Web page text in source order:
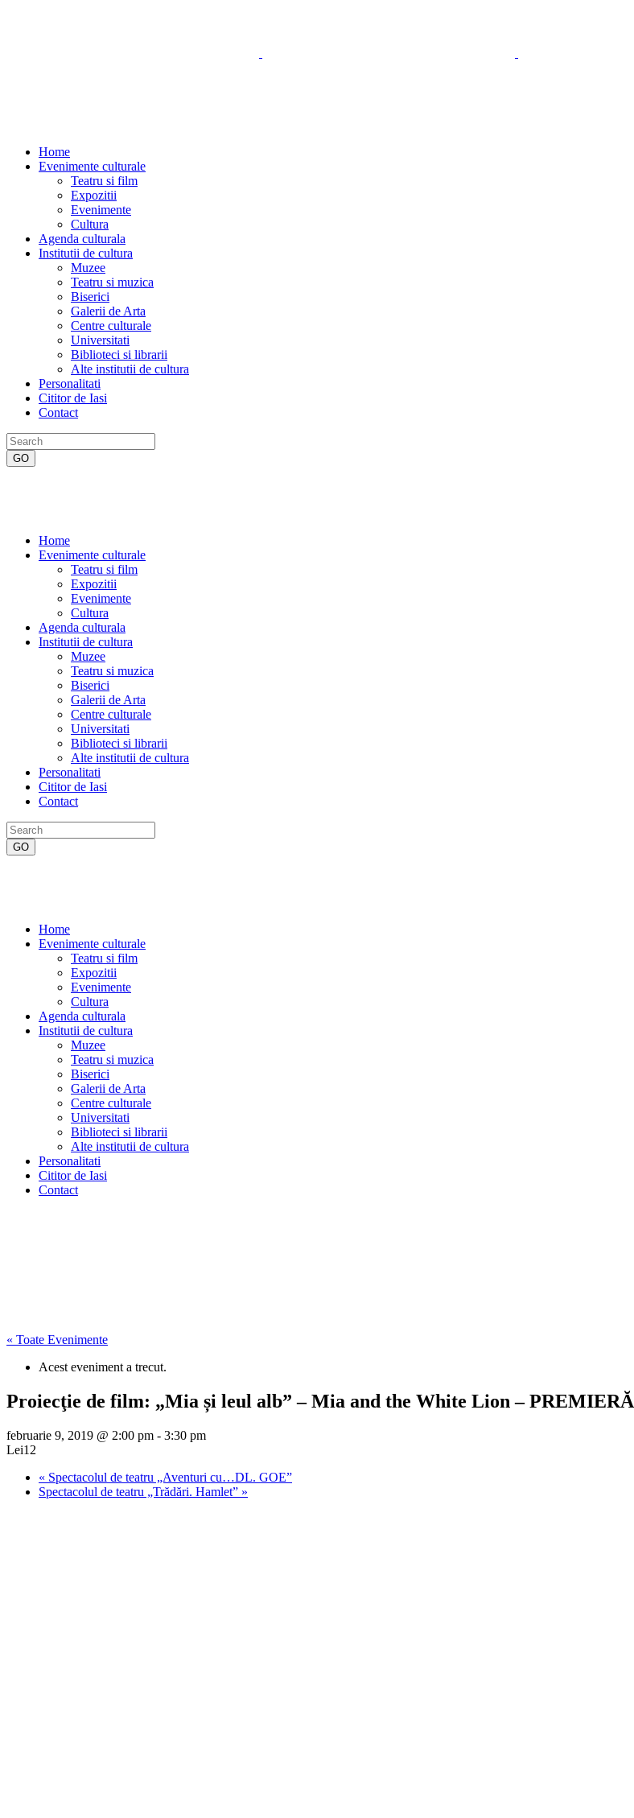
Home
Evenimente culturale
Teatru si film
Expozitii
Evenimente
Cultura
Agenda culturala
Institutii de cultura
Muzee
Teatru si muzica
Biserici
Galerii de Arta
Centre culturale
Universitati
Biblioteci si librarii
Alte institutii de cultura
Personalitati
Cititor de Iasi
Contact
Home
Evenimente culturale
Teatru si film
Expozitii
Evenimente
Cultura
Agenda culturala
Institutii de cultura
Muzee
Teatru si muzica
Biserici
Galerii de Arta
Centre culturale
Universitati
Biblioteci si librarii
Alte institutii de cultura
Personalitati
Cititor de Iasi
Contact
Home
Evenimente culturale
Teatru si film
Expozitii
Evenimente
Cultura
Agenda culturala
Institutii de cultura
Muzee
Teatru si muzica
Biserici
Galerii de Arta
Centre culturale
Universitati
Biblioteci si librarii
Alte institutii de cultura
Personalitati
Cititor de Iasi
Contact
« Toate Evenimente
Acest eveniment a trecut.
Proiecţie de film: „Mia și leul alb” – Mia and the White Lion – PREMIERĂ
februarie 9, 2019 @ 2:00 pm - 3:30 pm
Lei12
« Spectacolul de teatru „Aventuri cu…DL. GOE”
Spectacolul de teatru „Trădări. Hamlet” »